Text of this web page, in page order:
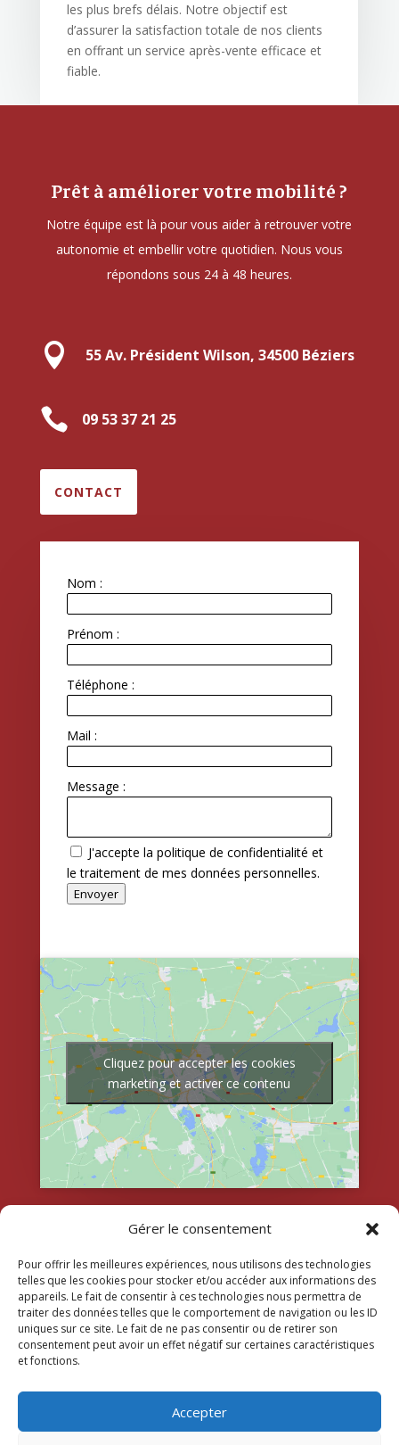
Gérer le consentement
Pour offrir les meilleures expériences, nous utilisons des technologies
telles que les cookies pour stocker et/ou accéder aux informations des
appareils. Le fait de consentir à ces technologies nous permettra de
traiter des données telles que le comportement de navigation ou les ID
uniques sur ce site. Le fait de ne pas consentir ou de retirer son
consentement peut avoir un effet négatif sur certaines caractéristiques
et fonctions.
Accepter
les plus brefs délais. Notre objectif est
d’assurer la satisfaction totale de nos clients
en offrant un service après-vente efficace et
fiable.
Prêt à améliorer votre mobilité ?
Notre équipe est là pour vous aider à retrouver votre
autonomie et embellir votre quotidien. Nous vous
répondons sous 24 à 48 heures.
 55 Av. Président Wilson, 34500 Béziers
 09 53 37 21 25
CONTACT
Nom :
Prénom :
Téléphone :
Mail :
Message :
J'accepte la politique de confidentialité et
le traitement de mes données personnelles.
Envoyer
Cliquez pour accepter les cookies
marketing et activer ce contenu